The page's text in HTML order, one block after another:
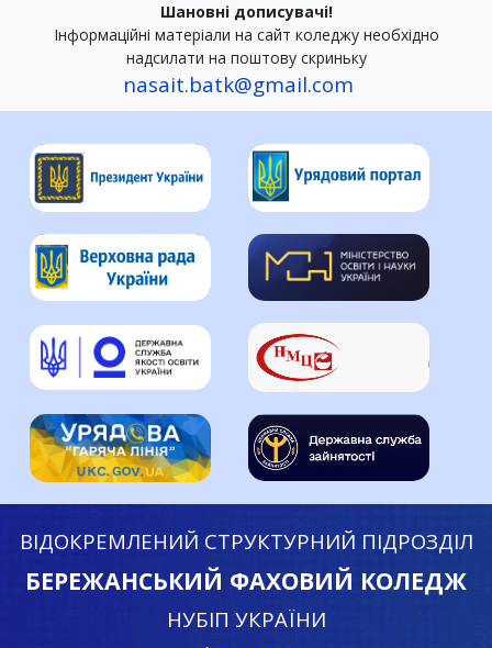
Шановні дописувачі!
Інформаційні матеріали на сайт коледжу необхідно
надсилати на поштову скриньку
nasait.batk@gmail.com
ВІДОКРЕМЛЕНИЙ СТРУКТУРНИЙ ПІДРОЗДІЛ
БЕРЕЖАНСЬКИЙ ФАХОВИЙ КОЛЕДЖ
НУБІП УКРАЇНИ